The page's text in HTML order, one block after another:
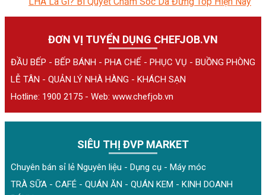
ĐƠN VỊ TUYỂN DỤNG CHEFJOB.VN
ĐẦU BẾP - BẾP BÁNH - PHA CHẾ - PHỤC VỤ - BUỒNG PHÒNG
LỄ TÂN - QUẢN LÝ NHÀ HÀNG - KHÁCH SẠN
Hotline: 1900 2175 - Web: www.chefjob.vn
SIÊU THỊ ĐVP MARKET
Chuyên bán sỉ lẻ Nguyên liệu - Dụng cụ - Máy móc
TRÀ SỮA - CAFÉ - QUÁN ĂN - QUÁN KEM - KINH DOANH